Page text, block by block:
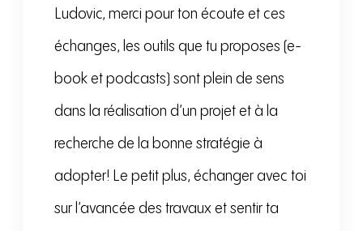
Ludovic, merci pour ton écoute et ces
échanges, les outils que tu proposes (e-
book et podcasts) sont plein de sens
dans la réalisation d’un projet et à la
recherche de la bonne stratégie à
adopter! Le petit plus, échanger avec toi
sur l’avancée des travaux et sentir ta